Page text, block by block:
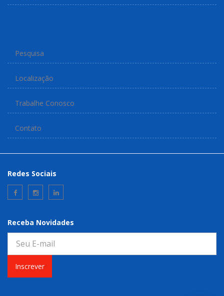
Pesquisa
Localização
Trabalhe Conosco
Contato
Redes Sociais
Receba Novidades
Inscrever